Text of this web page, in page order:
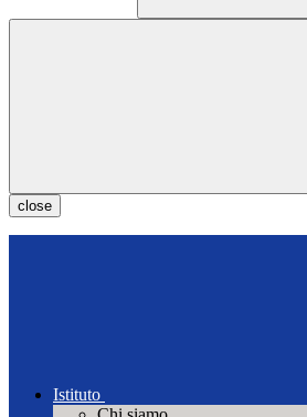
close
Istituto